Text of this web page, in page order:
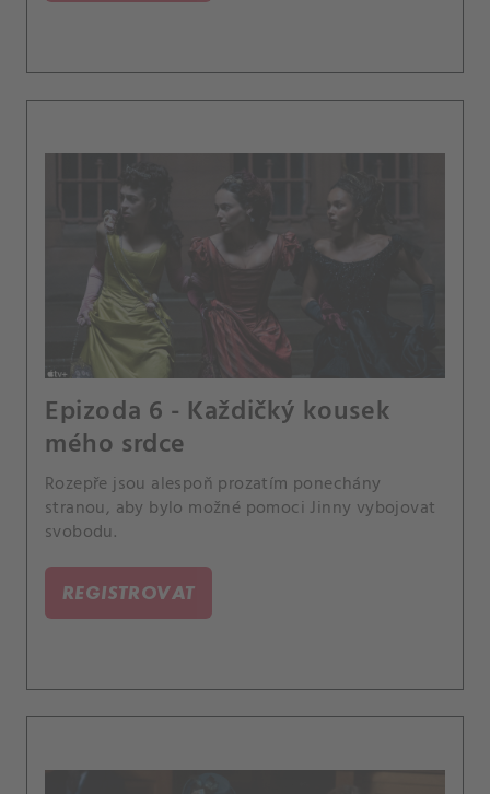
Epizoda 6 - Každičký kousek
mého srdce
Rozepře jsou alespoň prozatím ponechány
stranou, aby bylo možné pomoci Jinny vybojovat
svobodu.
REGISTROVAT